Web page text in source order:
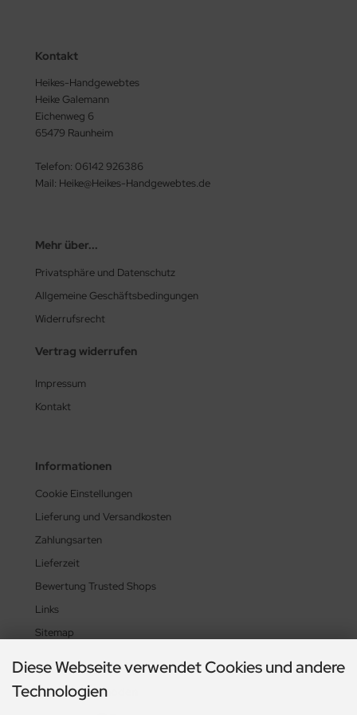
Kontakt
Heikes-Handgewebtes
Heike Galemann
Eichenweg 6
65479 Raunheim
Telefon: 06142 926386
Mail: Heike@Heikes-Handgewebtes.de
Mehr über...
Privatsphäre und Datenschutz
Allgemeine Geschäftsbedingungen
Widerrufsrecht
Vertrag widerrufen
Impressum
Kontakt
Informationen
Cookie Einstellungen
Lieferung und Versandkosten
Zahlungsarten
Lieferzeit
Bewertung Trusted Shops
Links
Sitemap
Zahlungsmethoden
Diese Webseite verwendet Cookies und andere
Technologien